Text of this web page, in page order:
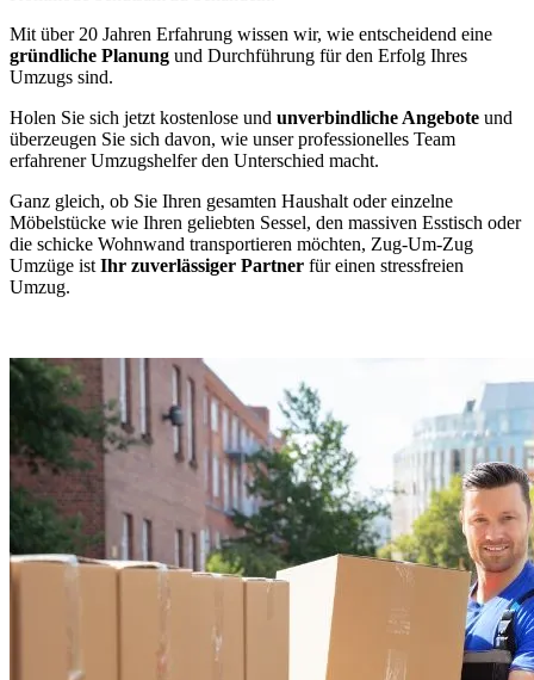
Mit über 20 Jahren Erfahrung wissen wir, wie entscheidend eine
gründliche Planung und Durchführung für den Erfolg Ihres
Umzugs sind.
Holen Sie sich jetzt kostenlose und unverbindliche Angebote und
überzeugen Sie sich davon, wie unser professionelles Team
erfahrener Umzugshelfer den Unterschied macht.
Ganz gleich, ob Sie Ihren gesamten Haushalt oder einzelne
Möbelstücke wie Ihren geliebten Sessel, den massiven Esstisch oder
die schicke Wohnwand transportieren möchten, Zug-Um-Zug
Umzüge ist Ihr zuverlässiger Partner für einen stressfreien
Umzug.